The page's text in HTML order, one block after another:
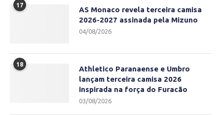
17
AS Monaco revela terceira camisa
2026-2027 assinada pela Mizuno
04/08/2026
18
Athletico Paranaense e Umbro
lançam terceira camisa 2026
inspirada na força do Furacão
03/08/2026